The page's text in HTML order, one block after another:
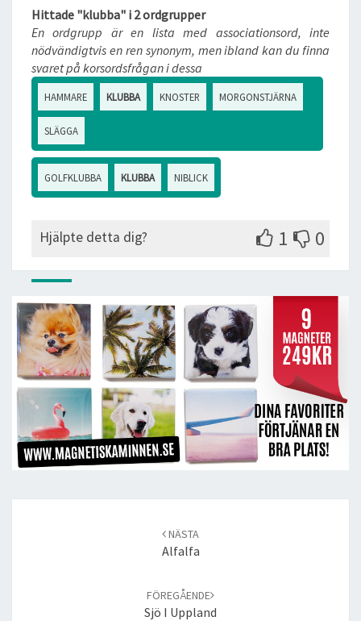
Hittade "klubba" i 2 ordgrupper
En ordgrupp är en lista med associationsord, inte
nödvändigtvis en ren synonym, men ibland kan du finna
svaret på korsordsfrågan i dessa
HAMMARE KLUBBA KNOSTER MORGONSTJÄRNA
SLÄGGA
GOLFKLUBBA KLUBBA NIBLICK
Hjälpte detta dig? 1 0
NÄSTA
Alfalfa
FÖREGÅENDE
Sjö I Uppland